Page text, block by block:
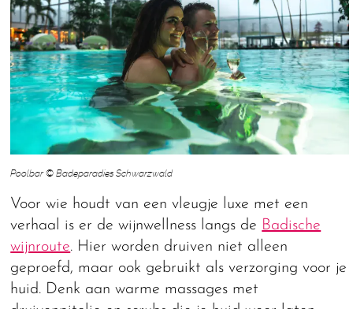
Poolbar © Badeparadies Schwarzwald
Voor wie houdt van een vleugje luxe met een
verhaal is er de wijnwellness langs de Badische
wijnroute. Hier worden druiven niet alleen
geproefd, maar ook gebruikt als verzorging voor je
huid. Denk aan warme massages met